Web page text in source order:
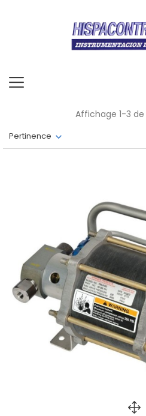
Pertinence
Affichage 1-3